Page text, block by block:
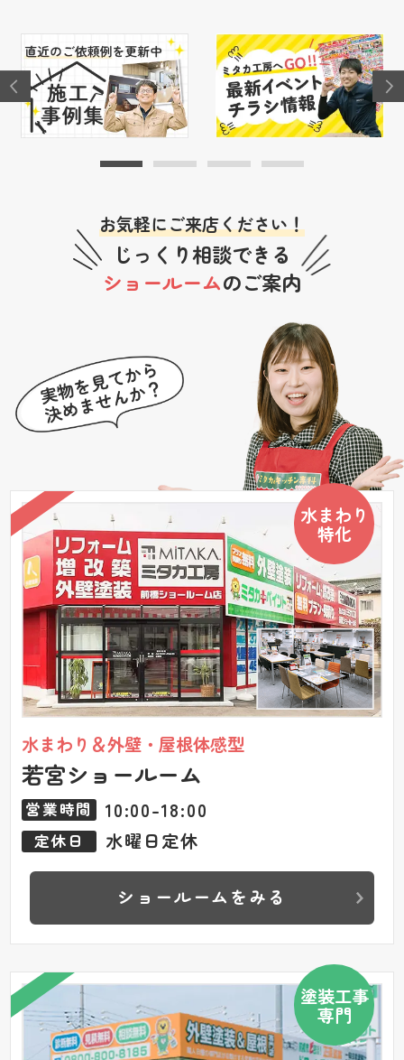
お気軽にご来店ください！
じっくり相談できる
ショールームのご案内
水まわり＆外壁・屋根体感型
若宮ショールーム
水まわり
特化
営業時間 10:00-18:00
定休日 水曜日定休
ショールームをみる
塗装工事
専門